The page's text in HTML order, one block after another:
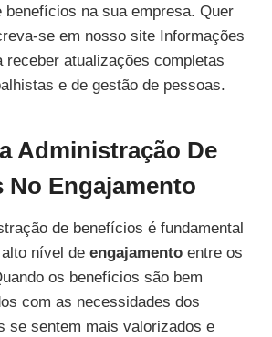
benefícios na sua empresa. Quer
se em nosso site Informações
receber atualizações completas
e de gestão de pessoas.
Administração De
No Engajamento
de benefícios é fundamental
nível de engajamento entre os
os benefícios são bem
com as necessidades dos
se sentem mais valorizados e